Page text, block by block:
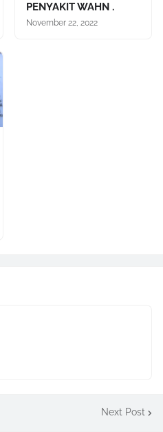
PENYAKIT WAHN .
November 22, 2022
Next Post